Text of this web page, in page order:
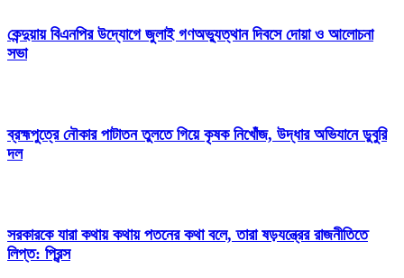
কেন্দুয়ায় বিএনপির উদ্যোগে জুলাই গণঅভ্যুত্থান দিবসে দোয়া ও আলোচনা
সভা
ব্রহ্মপুত্রে নৌকার পাটাতন তুলতে গিয়ে কৃষক নিখোঁজ, উদ্ধার অভিযানে ডুবুরি
দল
সরকারকে যারা কথায় কথায় পতনের কথা বলে, তারা ষড়যন্ত্রের রাজনীতিতে
লিপ্ত: প্রিন্স